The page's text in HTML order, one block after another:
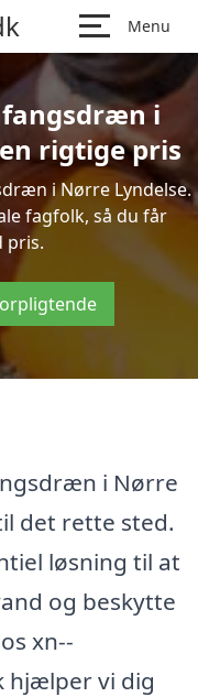
Menu
i
rigtige pris
i Nørre Lyndelse.
fagfolk, så du får
pris.
i Nørre
det rette sted.
løsning til at
og beskytte
xn--
hjælper vi dig